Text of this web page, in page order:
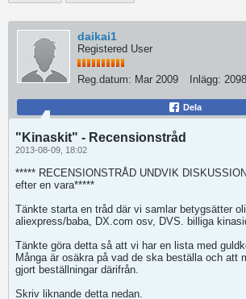
daikai1
Registered User
Reg.datum: Mar 2009 Inlägg: 2098
Dela
"Kinaskit" - Recensionstråd
2013-08-09, 18:02
***** RECENSIONSTRÅD UNDVIK
efter en vara*****
Tänkte starta en tråd där vi samlar betygsätter
aliexpress/baba, DX.com osv, DVS. billiga
Tänkte göra detta så att vi har en lista med
Många är osäkra på vad de ska beställa och att
gjort beställningar därifrån.
Skriv liknande detta nedan.